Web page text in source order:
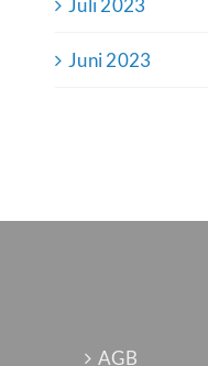
Juli 2023
Juni 2023
AGB